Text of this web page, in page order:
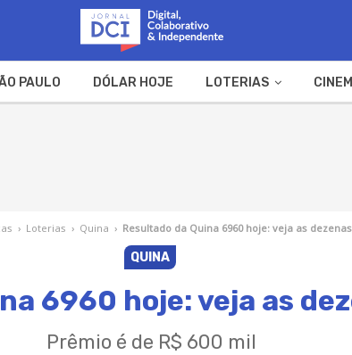
PAULO DÓLAR HOJE LOTERIAS
› Loterias › Quina › Resultado da Quina 6960 hoje: veja as
QUINA
6960 hoje: veja as
Prêmio é de R$ 600 mil